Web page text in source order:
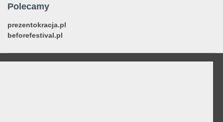
Polecamy
prezentokracja.pl
beforefestival.pl